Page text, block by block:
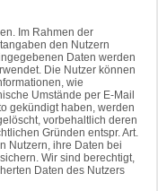
Im Rahmen der
den Nutzern
Daten werden
Die Nutzer können
wie
Umstände per E-Mail
gekündigt haben, werden
vorbehaltlich deren
Gründen entspr. Art.
Nutzern, ihre Daten bei
Wir sind berechtigt,
Daten des Nutzers